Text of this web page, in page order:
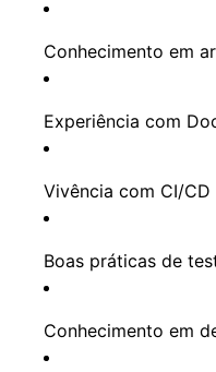
Conhecimento em
Experiência com
Vivência com CI/CD
Boas práticas de
Conhecimento em